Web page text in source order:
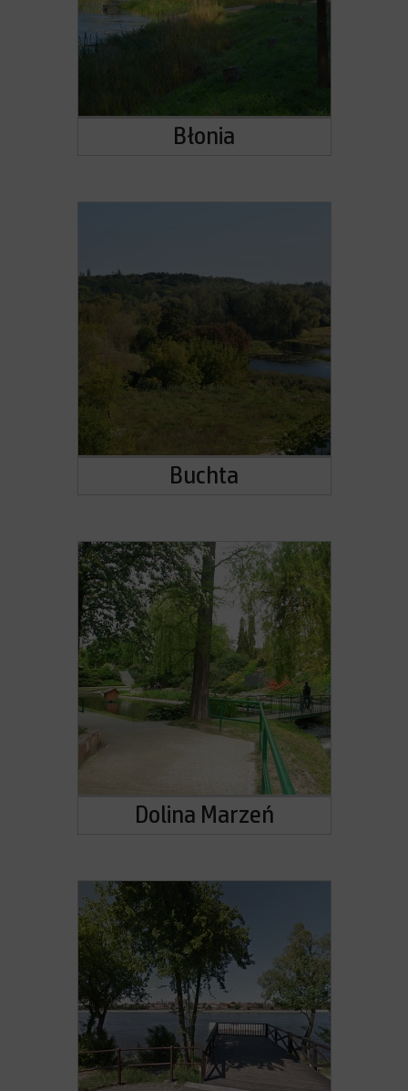
Błonia
Buchta
Dolina Marzeń